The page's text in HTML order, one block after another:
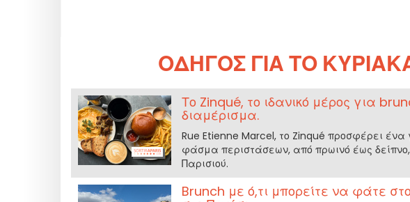
ΟΔΗΓΌΣ ΓΙΑ ΤΟ
Το Zinqué, το ιδανικό μέρος για
διαμέρισμα.
Rue Etienne Marcel, το Zinqué προσφέρει
φάσμα περιστάσεων, από πρωινό έως
Παρισιού.
Brunch με ό,τι μπορείτε να φάτε